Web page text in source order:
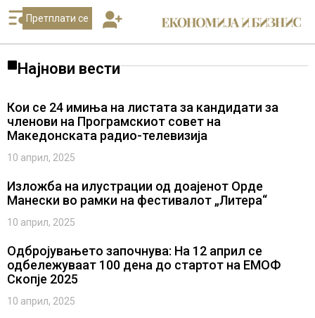
Претплати се
Најнови вести
Кои се 24 имиња на листата за кандидати за
членови на Програмскиот совет на
Македонската радио-телевизија
10 април, 2025
Изложба на илустрации од доајенот Орде
Манески во рамки на фестивалот „Литера“
10 април, 2025
Одбројувањето започнува: На 12 април се
одбележуваат 100 дена до стартот на ЕМОФ
Скопје 2025
10 април, 2025